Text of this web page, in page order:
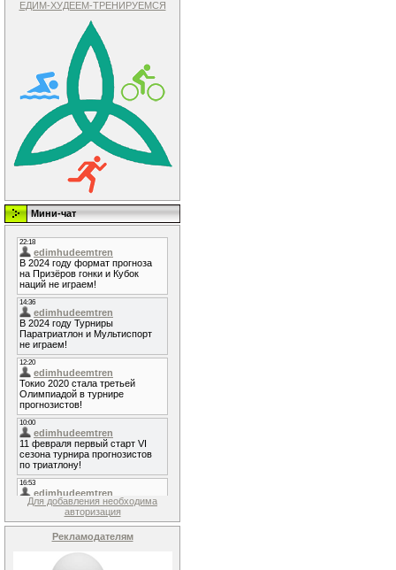
ЕДИМ-ХУДЕЕМ-ТРЕНИРУЕМСЯ
Мини-чат
Для добавления необходима
авторизация
Рекламодателям